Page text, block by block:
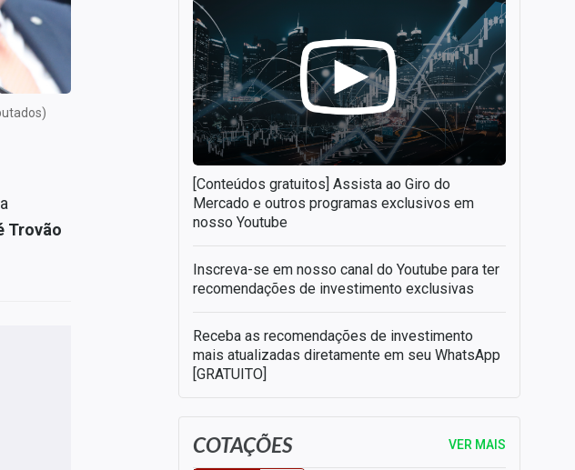
Trovão
[Conteúdos gratuitos] Assista ao Giro do
Mercado e outros programas exclusivos em
nosso Youtube
Inscreva-se em nosso canal do Youtube para ter
recomendações de investimento exclusivas
Receba as recomendações de investimento
mais atualizadas diretamente em seu WhatsApp
[GRATUITO]
COTAÇÕES VER MAIS